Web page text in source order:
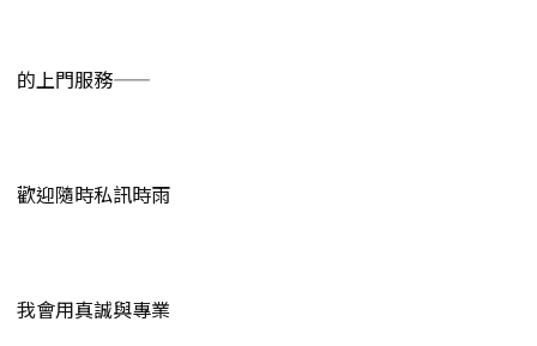
的上門服務——
歡迎隨時私訊時雨
我會用真誠與專業